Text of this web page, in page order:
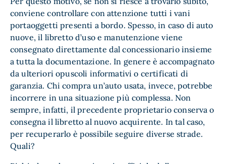
conviene controllare con attenzione tutti i vani
portaoggetti presenti a bordo. Spesso, in caso di auto
nuove, il libretto d’uso e manutenzione viene
consegnato direttamente dal concessionario insieme
a tutta la documentazione. In genere è accompagnato
da ulteriori opuscoli informativi o certificati di
garanzia. Chi compra un’auto usata, invece, potrebbe
incorrere in una situazione più complessa. Non
sempre, infatti, il precedente proprietario conserva o
consegna il libretto al nuovo acquirente. In tal caso,
per recuperarlo è possibile seguire diverse strade.
Quali?